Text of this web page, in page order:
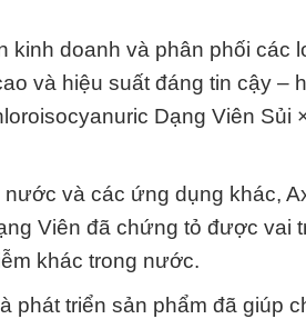
doanh và phân phối các
và hiệu suất đáng tin cậy –
Dạng Viên Sủi
và các ứng dụng khác,
Viên đã chứng tỏ được vai
khác trong nước.
triển sản phẩm đã giúp